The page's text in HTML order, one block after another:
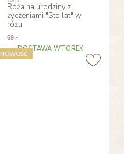
Róża na urodziny z
życzeniami "Sto lat" w
różu
69 ,-
DOSTAWA WTOREK
NOWOŚĆ